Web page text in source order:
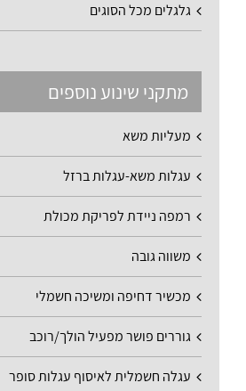
גלגלים מכל הסוגים
מתקני שינוע נוספים
מעליות משא
עגלות משא-עגלות ברזל
רמפה ניידת לפריקת מכולת
משווה גובה
מכשיר דחיפה ומשיכה חשמלי
גוררים פושר מפעיל הולך/רוכב
עגלה חשמלית לאיסוף עגלות סופר